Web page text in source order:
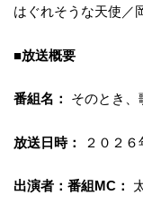
はぐれそうな天使／
■放送概要
番組名： そのとき、
放送日時： ２０２
出演者：番組MC：